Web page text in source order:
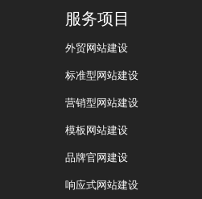
服务项目
外贸网站建设
标准型网站建设
营销型网站建设
模板网站建设
品牌官网建设
响应式网站建设